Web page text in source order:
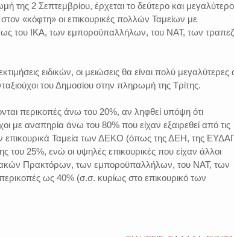
της 2 Σεπτεμβρίου, έρχεται το δεύτερο και μεγαλύτερο
«κόφτη» οι επικουρικές πολλών Ταμείων με
του ΙΚΑ, των εμποροϋπαλλήλων, του ΝΑΤ, των
ειδικών, οι μειώσεις θα είναι πολύ μεγαλύτερες
του Δημοσίου στην πληρωμή της Τρίτης.
περικοπές άνω του 20%, αν ληφθεί υπόψη ότι
με αναπηρία άνω του 80% που είχαν εξαιρεθεί από τις
επικουρικά Ταμεία των ΔΕΚΟ (όπως της ΔΕΗ, της
του 25%, ενώ οι υψηλές επικουρικές που είχαν άλλοι
Πρακτόρων, των εμποροϋπαλλήλων, του ΝΑΤ, των
ως 40% (σ.σ. κυρίως στο επικουρικό των